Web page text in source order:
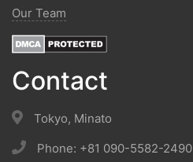
Our Team
Contact
Tokyo, Minato
Phone: +81 090-5582-2490